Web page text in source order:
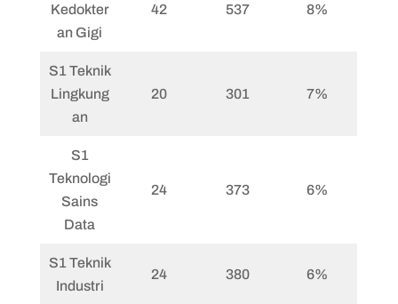
Kedokter
an Gigi
42 537 8%
S1 Teknik
Lingkung
an
20 301 7%
S1
Teknologi
Sains
Data
24 373 6%
S1 Teknik
Industri
24 380 6%